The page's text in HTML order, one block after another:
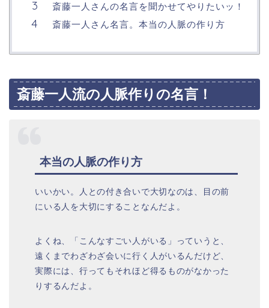
斎藤一人さんの名言を聞かせてやりたいッ！
斎藤一人さん名言。本当の人脈の作り方
斎藤一人流の人脈作りの名言！
本当の人脈の作り方
いいかい。人との付き合いで大切なのは、目の前
にいる人を大切にすることなんだよ。
よくね、「こんなすごい人がいる」っていうと、
遠くまでわざわざ会いに行く人がいるんだけど、
実際には、行ってもそれほど得るものがなかった
りするんだよ。